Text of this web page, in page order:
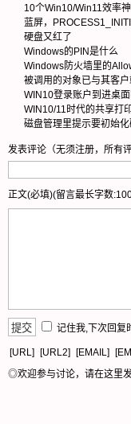
10个Win10/Win11效率
蓝屏，
硬盘又红了
Windows的PIN是什么
Windows防火墙里的
被调用的对象已与其客
WIN10登录账户到进桌
WIN10/11时代的共享打
磁盘管理里提示要初始
发表评论（无须注册，所有
正文(必填)(留言最长字数
记住我,下次回复
[URL] [URL2] [EMAIL]
◎欢迎参与讨论，请在这里